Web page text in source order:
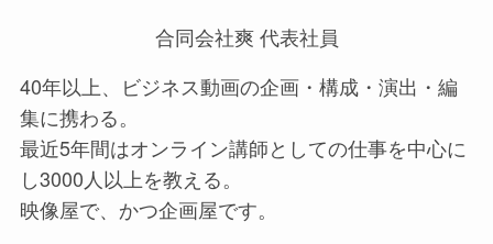
合同会社爽 代表社員
40年以上、ビジネス動画の企画・構成・演出・編
集に携わる。
最近5年間はオンライン講師としての仕事を中心に
し3000人以上を教える。
映像屋で、かつ企画屋です。